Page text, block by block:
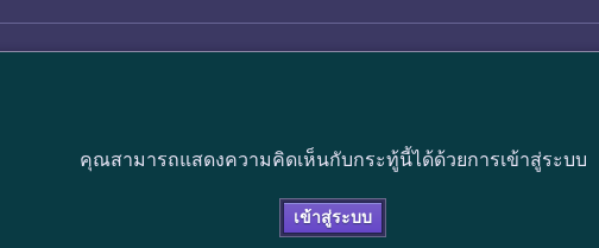
คุณสามารถแสดงความคิดเห็นกับกระทู้นี้ได้ด้วยการเข้าสู่ระบบ
เข้าสู่ระบบ